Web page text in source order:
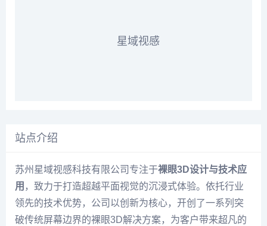
站点介绍
苏州星域视感科技有限公司专注于裸眼3D设计与技术应
用 ，致力于打造超越平面视觉的沉浸式体验。依托行业
领先的技术优势，公司以创新为核心，开创了一系列突
破传统屏幕边界的裸眼3D解决方案，为客户带来超凡的